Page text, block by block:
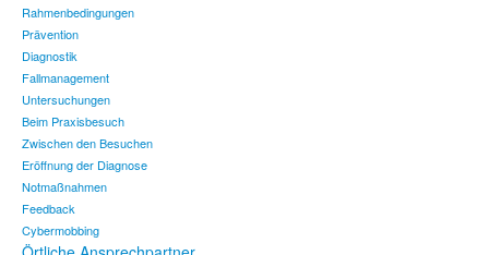
Rahmenbedingungen
Prävention
Diagnostik
Fallmanagement
Untersuchungen
Beim Praxisbesuch
Zwischen den Besuchen
Eröffnung der Diagnose
Notmaßnahmen
Feedback
Cybermobbing